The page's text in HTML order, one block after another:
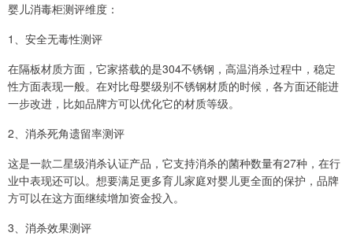
婴儿消毒柜测评维度：
1、安全无毒性测评
在隔板材质方面，它家搭载的是304不锈钢，高温消杀过程中，稳定
性方面表现一般。在对比母婴级别不锈钢材质的时候，各方面还能进
一步改进，比如品牌方可以优化它的材质等级。
2、消杀死角遗留率测评
这是一款二星级消杀认证产品，它支持消杀的菌种数量有27种，在行
业中表现还可以。想要满足更多育儿家庭对婴儿更全面的保护，品牌
方可以在这方面继续增加资金投入。
3、消杀效果测评